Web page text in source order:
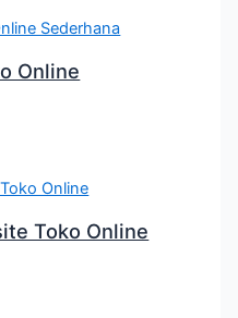
Online
Toko Online